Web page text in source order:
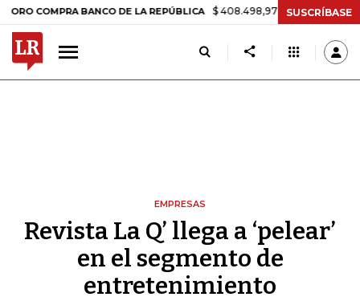
BANCO DE LA REPÚBLICA $ 408.498,97 +$ 8.753,81 +2,19%
SUSCRÍBASE
EMPRESAS
Revista La Q’ llega a ‘pelear’
en el segmento de
entretenimiento